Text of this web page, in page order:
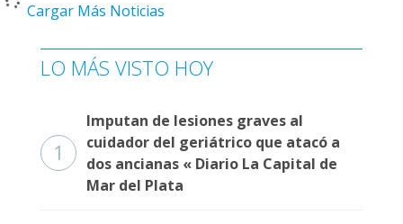
Cargar Más Noticias
LO MÁS VISTO HOY
1
Imputan de lesiones graves al
cuidador del geriátrico que atacó a
dos ancianas « Diario La Capital de
Mar del Plata